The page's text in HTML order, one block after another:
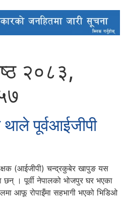
२०८३,
थाले पूर्वआईजीपी
(आईजीपी) चन्द्रकुबेर खापुङ यस
छन् । पूर्वी नेपालको भोजपुर घर भएका
आफू रोपाइँमा सहभागी भएको भिडिओ